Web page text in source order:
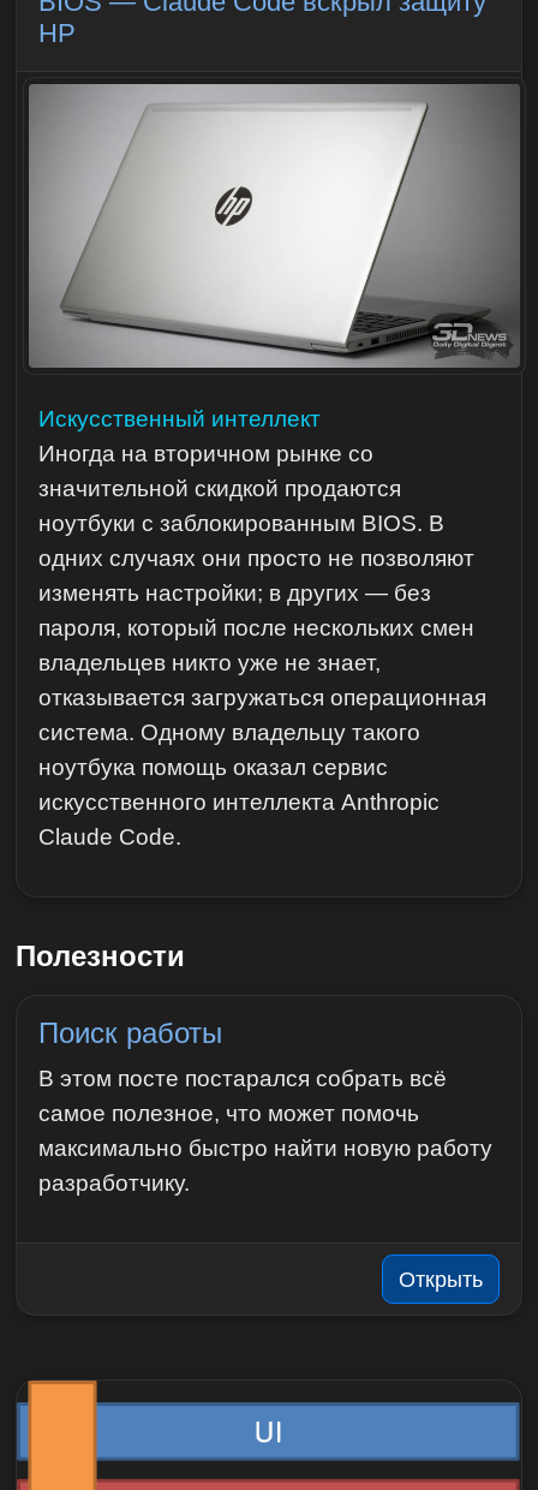
HP
Искусственный интеллект
Иногда на вторичном рынке со
значительной скидкой продаются
ноутбуки с заблокированным BIOS. В
одних случаях они просто не позволяют
изменять настройки; в других — без
пароля, который после нескольких смен
владельцев никто уже не знает,
отказывается загружаться операционная
система. Одному владельцу такого
ноутбука помощь оказал сервис
искусственного интеллекта Anthropic
Claude Code.
Полезности
Поиск работы
В этом посте постарался собрать всё
самое полезное, что может помочь
максимально быстро найти новую работу
разработчику.
Открыть